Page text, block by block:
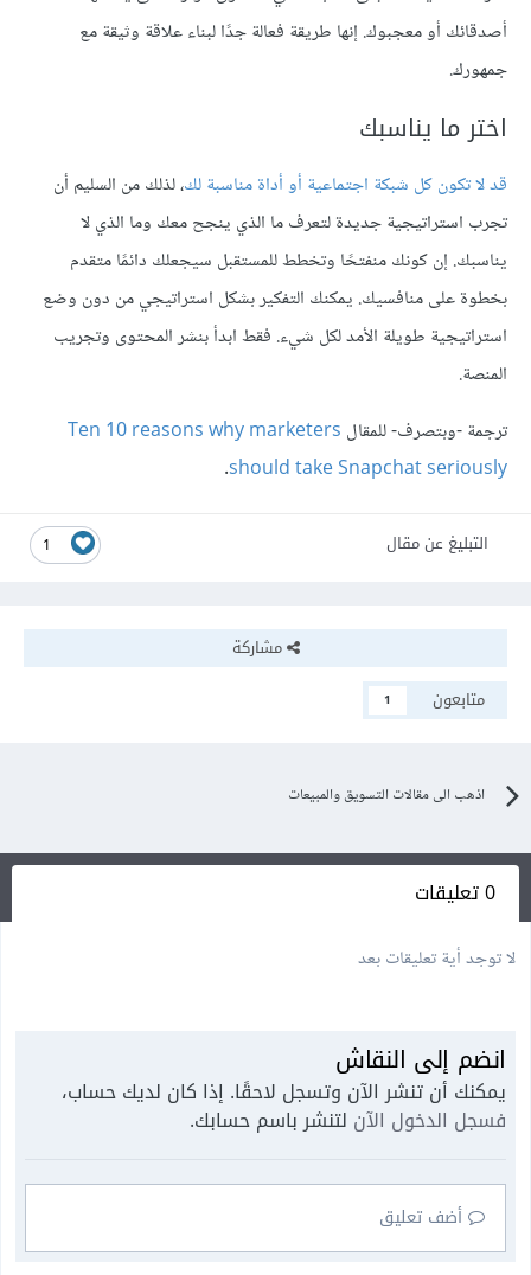
أصدقائك أو معجبوك. إنها طريقة فعالة جدًا لبناء علاقة وثيقة مع
جمهورك.
اختر ما يناسبك
قد لا تكون كل شبكة اجتماعية أو أداة مناسبة لك، لذلك من السليم أن
تجرب استراتيجية جديدة لتعرف ما الذي ينجح معك وما الذي لا
يناسبك. إن كونك منفتحًا وتخطط للمستقبل سيجعلك دائمًا متقدم
بخطوة على منافسيك. يمكنك التفكير بشكل استراتيجي من دون وضع
استراتيجية طويلة الأمد لكل شيء. فقط ابدأ بنشر المحتوى وتجريب
المنصة.
ترجمة -وبتصرف- للمقال Ten 10 reasons why marketers
should take Snapchat seriously
.
1 التبليغ عن مقال
مشاركة
متابعون
1
اذهب الى مقالات التسويق والمبيعات
0 تعليقات
لا توجد أية تعليقات بعد
انضم إلى النقاش
يمكنك أن تنشر الآن وتسجل لاحقًا. إذا كان لديك حساب،
فسجل الدخول الآن لتنشر باسم حسابك.
أضف تعليق